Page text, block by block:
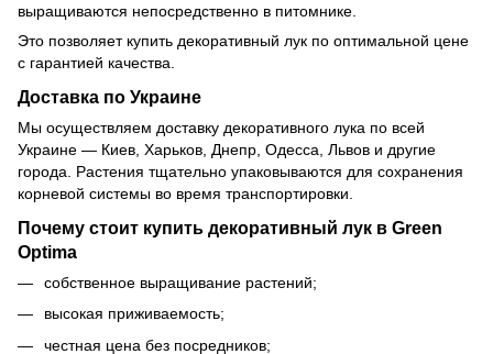
выращиваются непосредственно в питомнике.
Это позволяет купить декоративный лук по оптимальной цене
с гарантией качества.
Доставка по Украине
Мы осуществляем доставку декоративного лука по всей
Украине — Киев, Харьков, Днепр, Одесса, Львов и другие
города. Растения тщательно упаковываются для сохранения
корневой системы во время транспортировки.
Почему стоит купить декоративный лук в Green
Optima
собственное выращивание растений;
высокая приживаемость;
честная цена без посредников;